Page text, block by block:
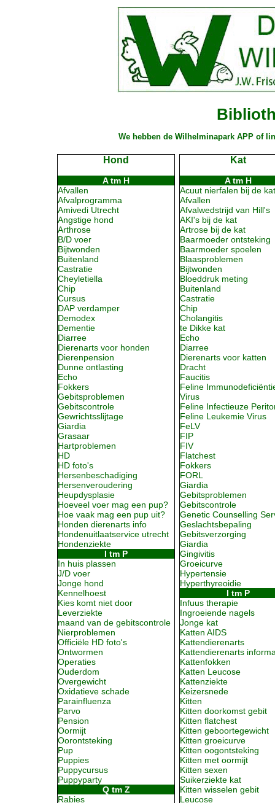
We hebben de Wilhelminapark APP of
Hond
A tm H
Afvallen
Afvalprogramma
Amivedi Utrecht
Angstige hond
Arthrose
B/D voer
Bijtwonden
Buitenland
Castratie
Cheyletiella
Chip
Cursus
DAP verdamper
Demodex
Dementie
Diarree
Dierenarts voor honden
Dierenpension
Dunne ontlasting
Echo
Fokkers
Gebitsproblemen
Gebitscontrole
Gewrichtsslijtage
Giardia
Grasaar
Hartproblemen
HD
HD foto's
Hersenbeschadiging
Hersenveroudering
Heupdysplasie
Hoeveel voer mag een pup?
Hoe vaak mag een pup uit?
Honden dierenarts info
Hondenuitlaatservice utrecht
Hondenziekte
I tm P
In huis plassen
J/D voer
Jonge hond
Kennelhoest
Kies komt niet door
Leverziekte
maand van de gebitscontrole
Nierproblemen
Officiële HD foto's
Ontwormen
Operaties
Ouderdom
Overgewicht
Oxidatieve schade
Parainfluenza
Parvo
Pension
Oormijt
Oorontsteking
Pup
Puppies
Puppycursus
Puppyparty
Q tm Z
Rabies
Kat
A tm H
Acuut nierfalen bij de kat
Afvallen
Afvalwedstrijd van Hill's
AKI's bij de kat
Artrose bij de kat
Baarmoeder ontsteking
Baarmoeder spoelen
Blaasproblemen
Bijtwonden
Bloeddruk meting
Buitenland
Castratie
Chip
Cholangitis
te Dikke kat
Echo
Diarree
Dierenarts voor katten
Dracht
Faucitis
Feline
Virus
Feline Infectieuze
Feline Leukemie Virus
FeLV
FIP
FIV
Flatchest
Fokkers
FORL
Giardia
Gebitsproblemen
Gebitscontrole
Genetic Counselling
Geslachtsbepaling
Gebitsverzorging
Giardia
Gingivitis
Groeicurve
Hypertensie
Hyperthyreoidie
I tm P
Infuus therapie
Ingroeiende nagels
Jonge kat
Katten AIDS
Kattendierenarts
Kattendierenarts
Kattenfokken
Katten Leucose
Kattenziekte
Keizersnede
Kitten
Kitten doorkomst gebit
Kitten flatchest
Kitten geboortegewicht
Kitten groeicurve
Kitten oogontsteking
Kitten met oormijt
Kitten sexen
Suikerziekte kat
Kitten wisselen gebit
Leucose